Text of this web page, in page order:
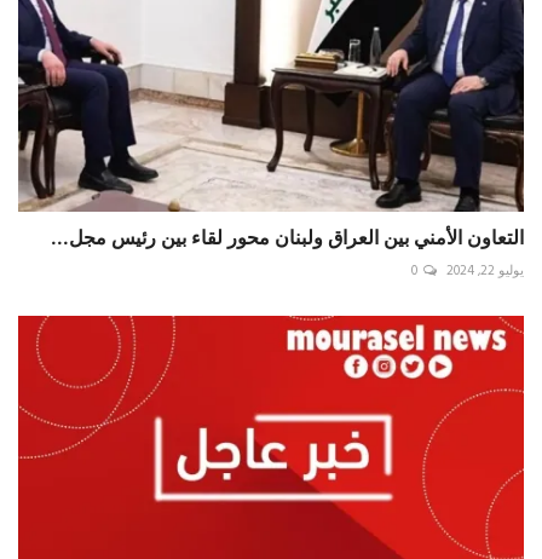
التعاون الأمني بين العراق ولبنان محور لقاء بين رئيس مجل...
يوليو 22, 2024 0